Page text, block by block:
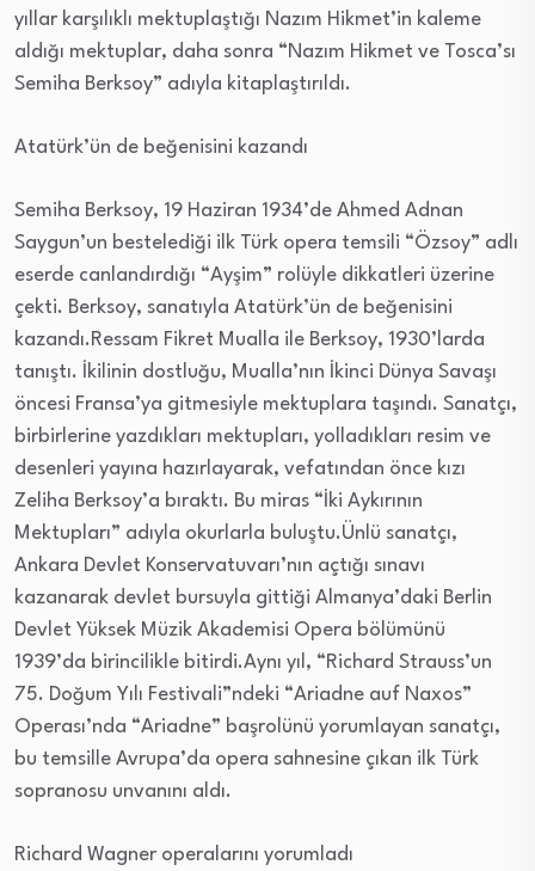
yıllar karşılıklı mektuplaştığı Nazım Hikmet’in kaleme
aldığı mektuplar, daha sonra “Nazım Hikmet ve Tosca’sı
Semiha Berksoy” adıyla kitaplaştırıldı.
Atatürk’ün de beğenisini kazandı
Semiha Berksoy, 19 Haziran 1934’de Ahmed Adnan
Saygun’un bestelediği ilk Türk opera temsili “Özsoy” adlı
eserde canlandırdığı “Ayşim” rolüyle dikkatleri üzerine
çekti. Berksoy, sanatıyla Atatürk’ün de beğenisini
kazandı.Ressam Fikret Mualla ile Berksoy, 1930’larda
tanıştı. İkilinin dostluğu, Mualla’nın İkinci Dünya Savaşı
öncesi Fransa’ya gitmesiyle mektuplara taşındı. Sanatçı,
birbirlerine yazdıkları mektupları, yolladıkları resim ve
desenleri yayına hazırlayarak, vefatından önce kızı
Zeliha Berksoy’a bıraktı. Bu miras “İki Aykırının
Mektupları” adıyla okurlarla buluştu.Ünlü sanatçı,
Ankara Devlet Konservatuvarı’nın açtığı sınavı
kazanarak devlet bursuyla gittiği Almanya’daki Berlin
Devlet Yüksek Müzik Akademisi Opera bölümünü
1939’da birincilikle bitirdi.Aynı yıl, “Richard Strauss’un
75. Doğum Yılı Festivali”ndeki “Ariadne auf Naxos”
Operası’nda “Ariadne” başrolünü yorumlayan sanatçı,
bu temsille Avrupa’da opera sahnesine çıkan ilk Türk
sopranosu unvanını aldı.
Richard Wagner operalarını yorumladı